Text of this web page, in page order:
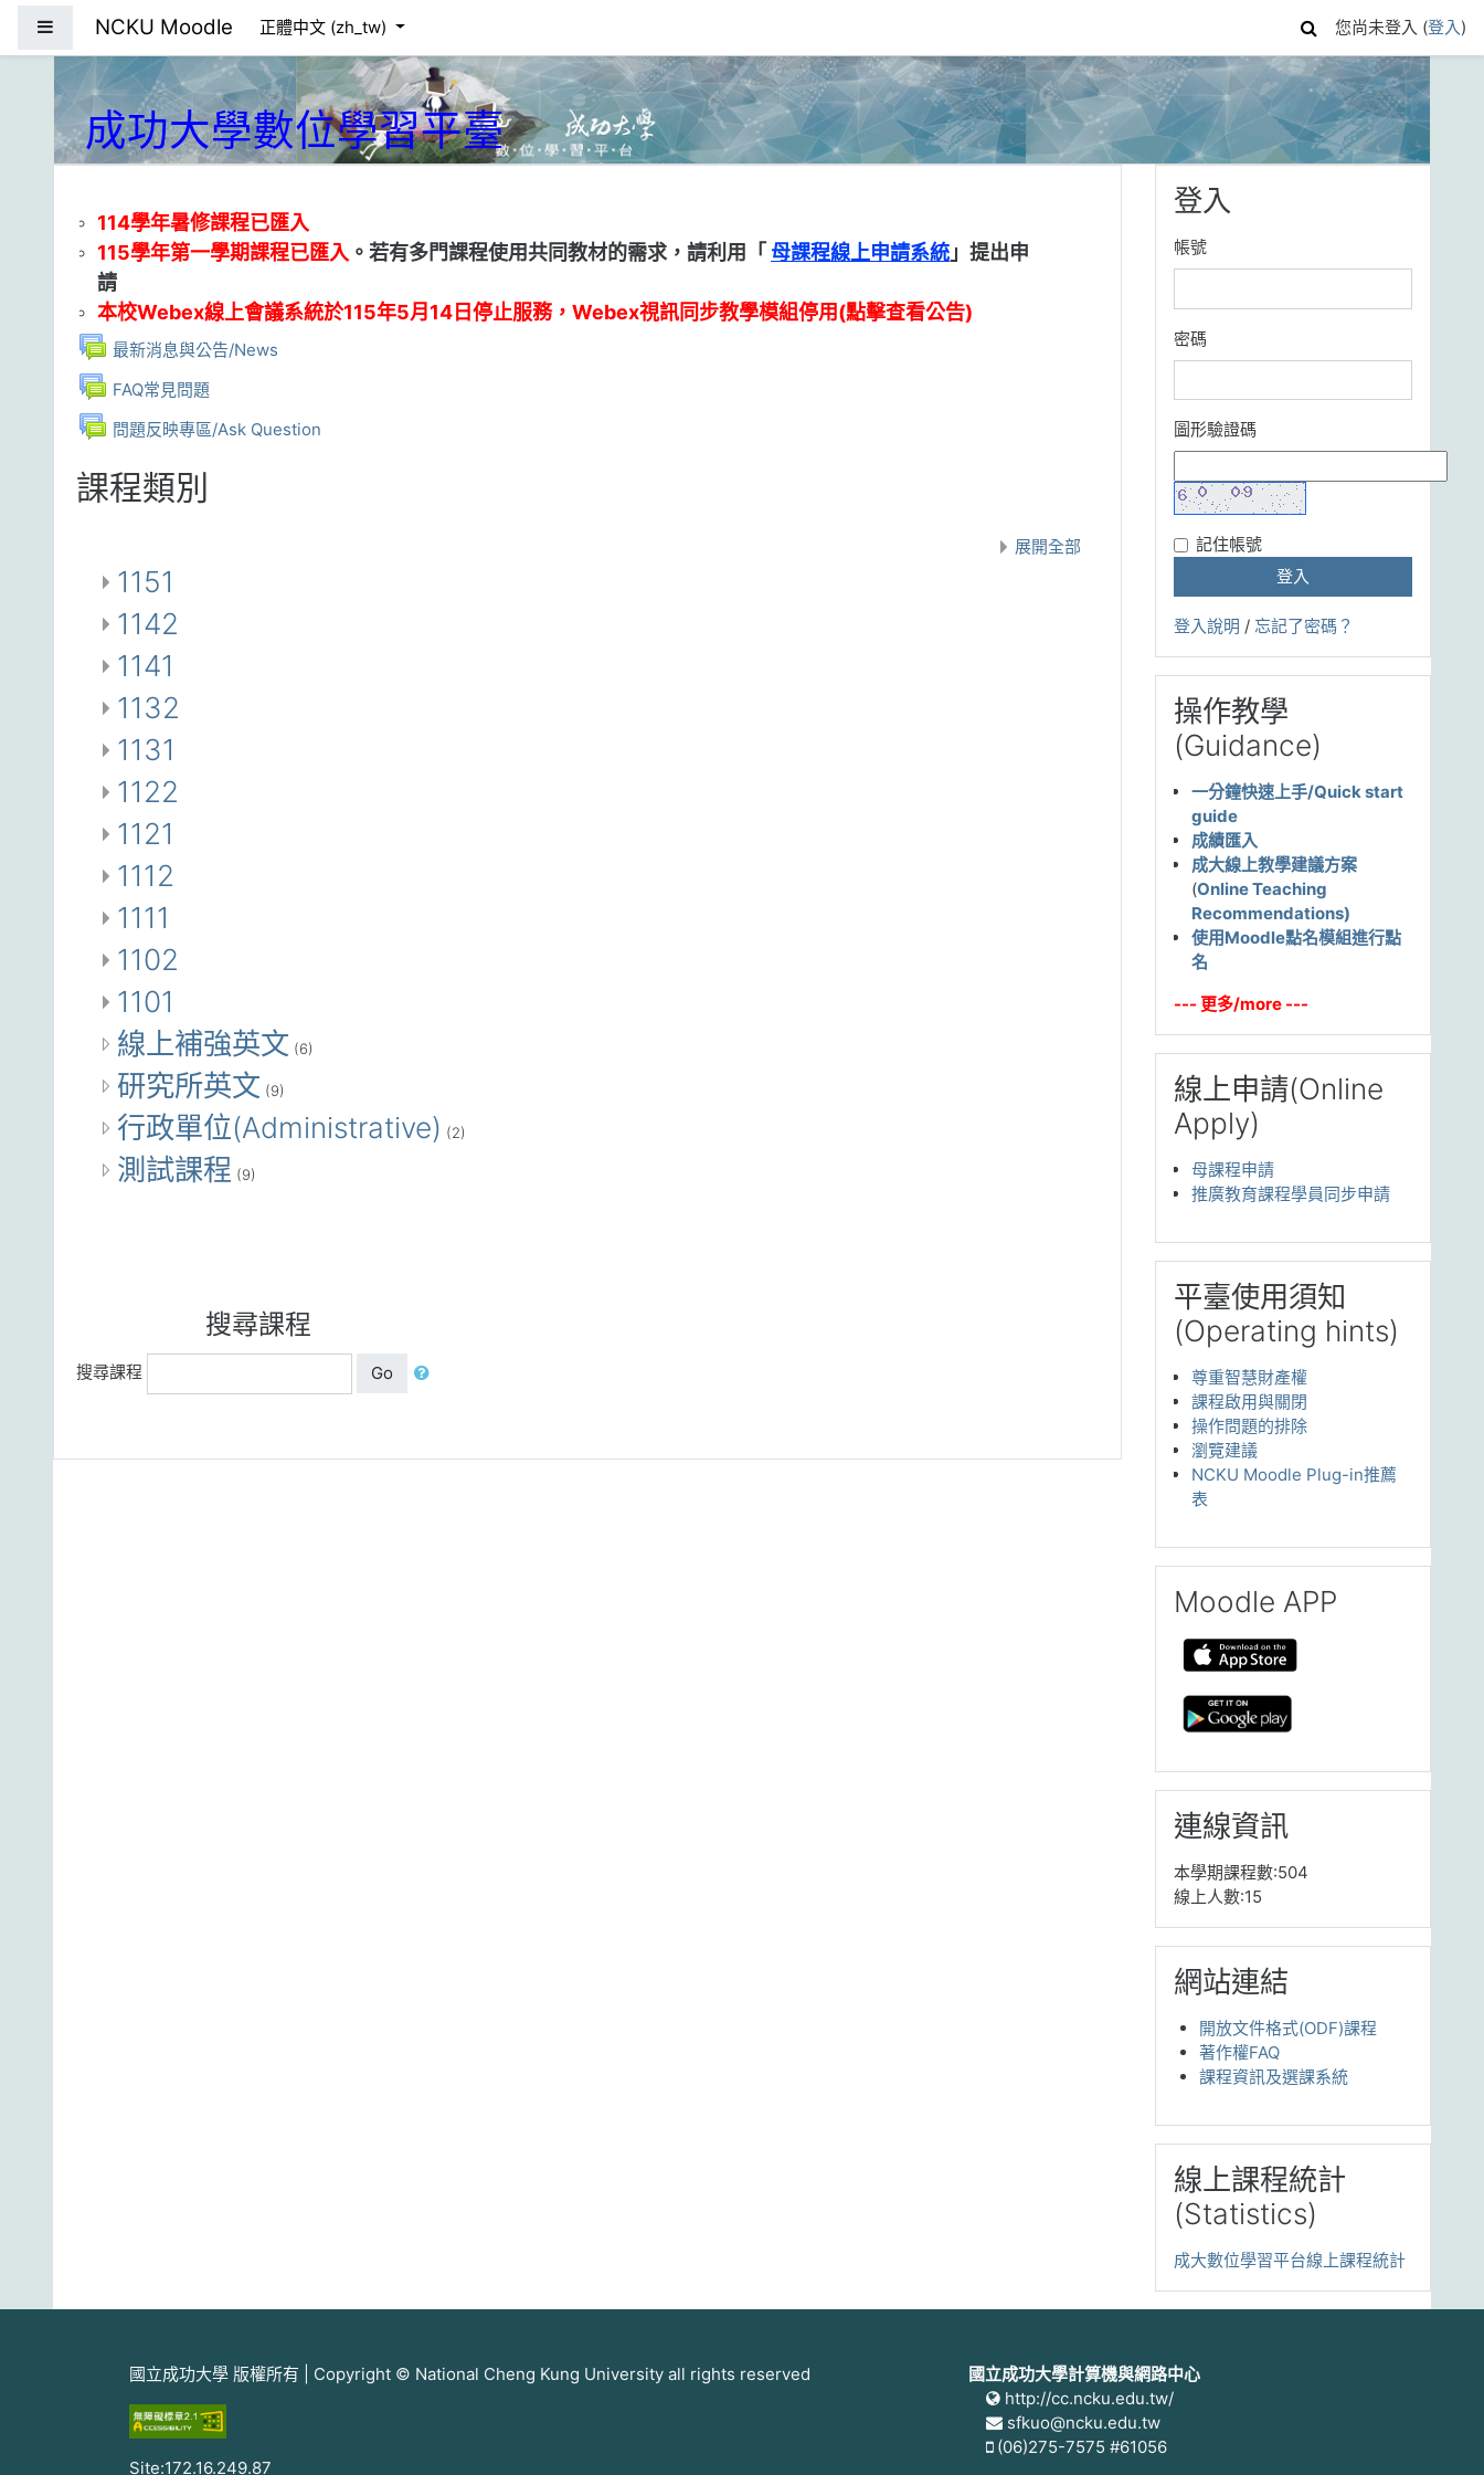
NCKU Moodle 正體中文 ‎(zh_tw)‎ 您尚未登入 (登入)
成功大學數位學習平臺
114學年暑修課程已匯入
115學年第一學期課程已匯入 。若有多門課程使用共同教材的需求，請利用「 母課程線上申請系統 」提出申
請
本校Webex線上會議系統於115年5月14日停止服務，Webex視訊同步教學模組停用(點擊查看公告)
最新消息與公告/News
討論區
FAQ常見問題
討論區
問題反映專區/Ask Question
討論區
課程類別
展開全部
1151
1142
1141
1132
1131
1122
1121
1112
1111
1102
1101
線上補強英文 (6)
研究所英文 (9)
行政單位(Administrative) (2)
測試課程 (9)
搜尋課程
搜尋課程 Go
登入
帳號
密碼
圖形驗證碼
記住帳號
登入說明 / 忘記了密碼？
操作教學
(Guidance)
一分鐘快速上手/Quick start
guide
成績匯入
成大線上教學建議方案
(Online Teaching
Recommendations)
使用Moodle點名模組進行點
名
--- 更多/more ---
線上申請(Online
Apply)
母課程申請
推廣教育課程學員同步申請
平臺使用須知
(Operating hints)
尊重智慧財產權
課程啟用與關閉
操作問題的排除
瀏覽建議
NCKU Moodle Plug-in推薦
表
Moodle APP
連線資訊
本學期課程數:504
線上人數:15
網站連結
開放文件格式(ODF)課程
著作權FAQ
課程資訊及選課系統
線上課程統計
(Statistics)
成大數位學習平台線上課程統計
國立成功大學 版權所有 | Copyright © National Cheng Kung University all rights reserved
Site:172.16.249.87
國立成功大學計算機與網路中心
http://cc.ncku.edu.tw/
sfkuo@ncku.edu.tw
(06)275-7575 #61056